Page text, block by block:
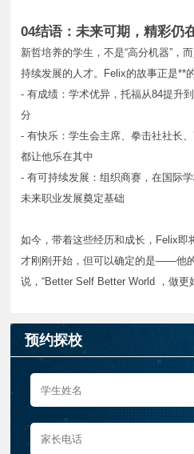
04结语：未来可期，精彩仍
新哲培养的学生，不是“高分机器”，
持续发展的人才。Felix的故事正是**
- 有成绩：学术优异，托福从84提升
分
- 有快乐：学生会主席、拳击社社长
都让他乐在其中
- 有可持续发展：组织商赛，在国际
未来职业发展奠定基础
如今，带着这些经历和成长，Felix即
才刚刚开始，但可以确定的是——他
说，“Better Self Better World ，做更
预约探校